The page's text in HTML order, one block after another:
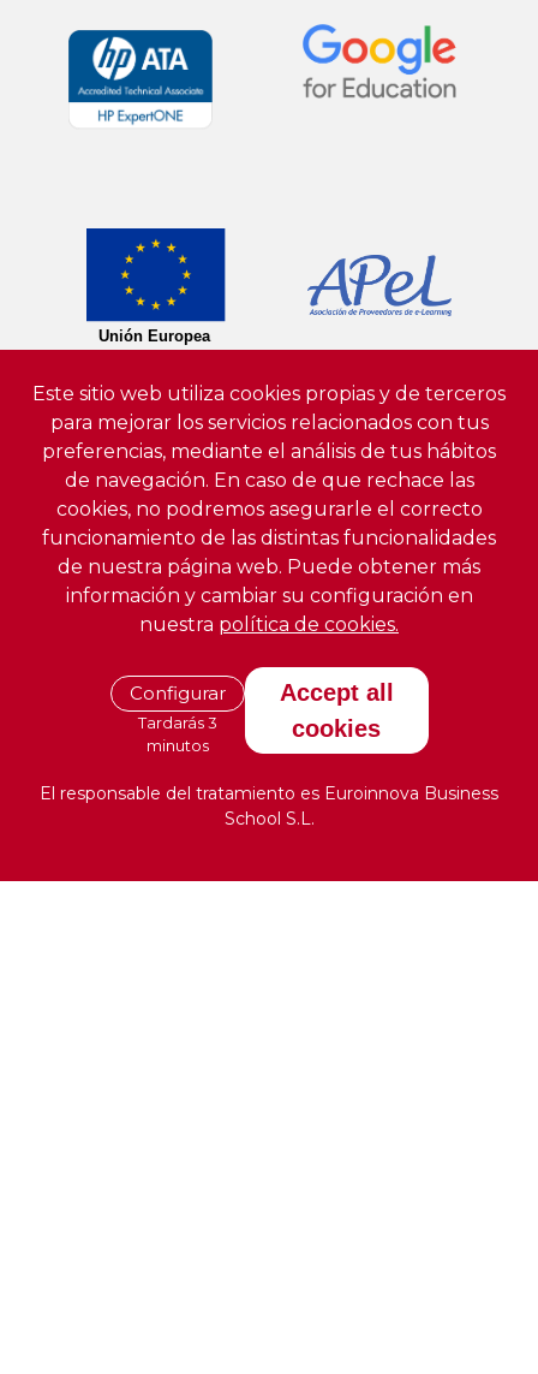
Este sitio web utiliza cookies propias y de terceros
para mejorar los servicios relacionados con tus
preferencias, mediante el análisis de tus hábitos
de navegación. En caso de que rechace las
cookies, no podremos asegurarle el correcto
funcionamiento de las distintas funcionalidades
de nuestra página web. Puede obtener más
información y cambiar su configuración en
nuestra política de cookies.
Configurar
Tardarás 3
minutos
Accept all
cookies
El responsable del tratamiento es Euroinnova Business
School S.L.